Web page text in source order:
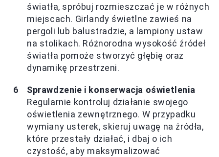
światła, spróbuj rozmieszczać je w różnych
miejscach. Girlandy świetlne zawieś na
pergoli lub balustradzie, a lampiony ustaw
na stolikach. Różnorodna wysokość źródeł
światła pomoże stworzyć głębię oraz
dynamikę przestrzeni.
Sprawdzenie i konserwacja oświetlenia
Regularnie kontroluj działanie swojego
oświetlenia zewnętrznego. W przypadku
wymiany usterek, skieruj uwagę na źródła,
które przestały działać, i dbaj o ich
czystość, aby maksymalizować